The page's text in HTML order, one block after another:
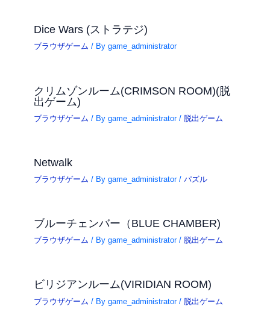
Dice Wars (ストラテジ)
ブラウザゲーム / Bygame_administrator
クリムゾンルーム(CRIMSON ROOM)(脱
出ゲーム)
ブラウザゲーム / Bygame_administrator/ 脱出ゲーム
Netwalk
ブラウザゲーム / Bygame_administrator/パズル
ブルーチェンバー（BLUE CHAMBER)
ブラウザゲーム / Bygame_administrator/ 脱出ゲーム
ビリジアンルーム(VIRIDIAN ROOM)
ブラウザゲーム / Bygame_administrator/ 脱出ゲーム